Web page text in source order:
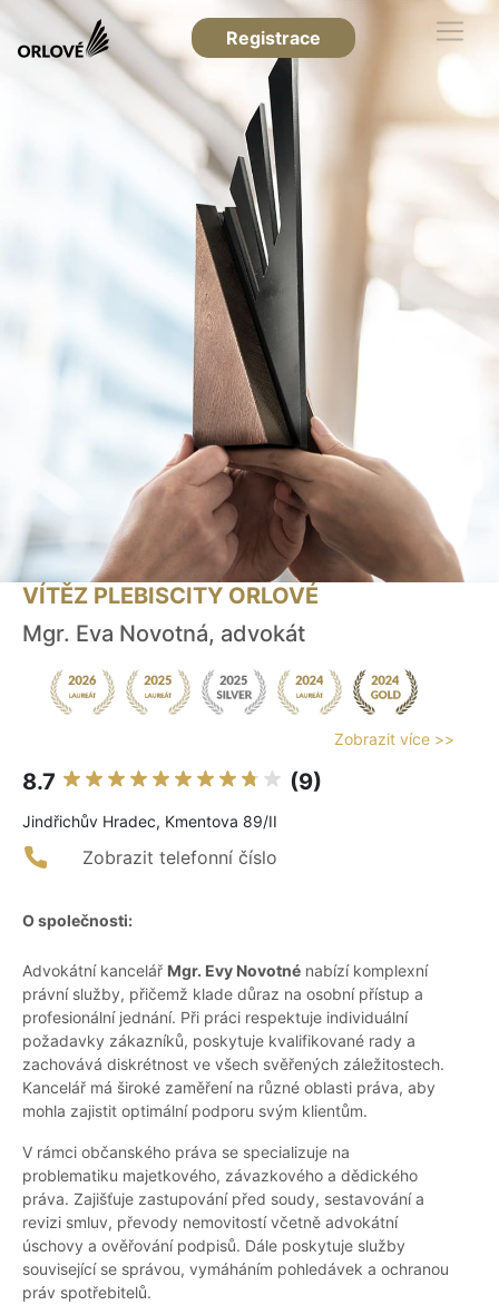
Registrace
VÍTĚZ PLEBISCITY ORLOVÉ
Mgr. Eva Novotná, advokát
Zobrazit více >>
8.7 (9)
Jindřichův Hradec, Kmentova 89/II
Zobrazit telefonní číslo
O společnosti:
Advokátní kancelář Mgr. Evy Novotné nabízí komplexní
právní služby, přičemž klade důraz na osobní přístup a
profesionální jednání. Při práci respektuje individuální
požadavky zákazníků, poskytuje kvalifikované rady a
zachovává diskrétnost ve všech svěřených záležitostech.
Kancelář má široké zaměření na různé oblasti práva, aby
mohla zajistit optimální podporu svým klientům.
V rámci občanského práva se specializuje na
problematiku majetkového, závazkového a dědického
práva. Zajišťuje zastupování před soudy, sestavování a
revizi smluv, převody nemovitostí včetně advokátní
úschovy a ověřování podpisů. Dále poskytuje služby
související se správou, vymáháním pohledávek a ochranou
práv spotřebitelů.